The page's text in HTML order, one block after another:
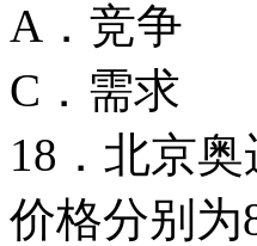
A．
C．
18．北京
价格分别为